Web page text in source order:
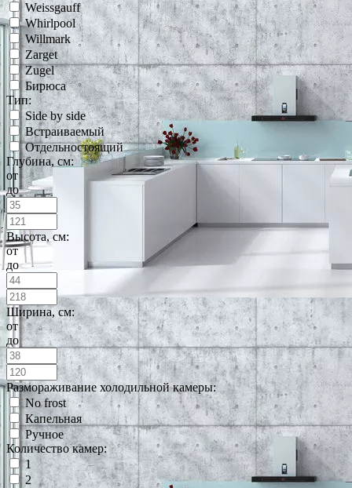
Weissgauff
Whirlpool
Willmark
Zarget
Zugel
Бирюса
Тип:
Side by side
Встраиваемый
Отдельностоящий
Глубина, см:
от
до
Высота, см:
от
до
Ширина, см:
от
до
Размораживание холодильной камеры:
No frost
Капельная
Ручное
Количество камер:
1
2